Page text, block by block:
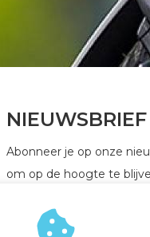
NIEUWSBRIEF
Abonneer je op onze
om op de hoogte te